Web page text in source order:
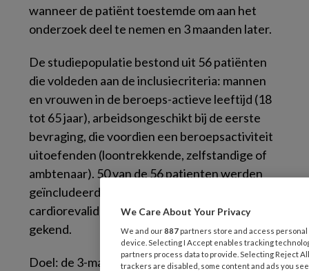
wanneer de patiënt toestemde om aan het
onderzoek deel te nemen en 3 maanden later.
De studiepopulatie bestond uit 56 patiënten
die voldeden aan de inclusiecriteria: mannen
en vrouwen in de beroeps-actieve leeftijd (18
tot 65 jaar), arbeidsongeschikt bij de eerste
bevraging, die voordien een beroepsactiviteit
uitoefenden (loontrekkende, zelfstandige of
ambtenaar). 50 van de 56 patienten werden
geïncludeerd vanuit een dienst
cardiorevalidatie. De respons rate is niet
gekend.
Doel: de 3-maanden evolutie in kaart brengen
We Care About Your Privacy
We and our887partners store and access
device. Selecting I Accept enables tracking
partners process data to provide. Selecting Reject
trackers are disabled, some content and ads you